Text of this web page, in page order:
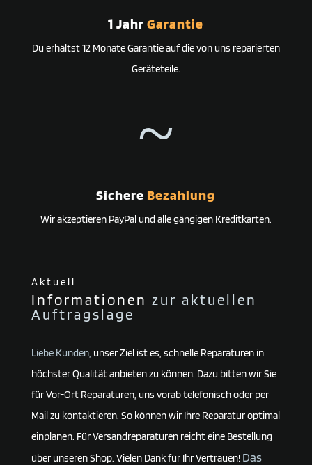
1 JahrGarantie
Du erhältst 12 Monate Garantie auf die von uns reparierten
Geräteteile.
~
Sichere Bezahlung
Wir akzeptieren PayPal und alle gängigen Kreditkarten.
Aktuell
Informationen zur aktuellen
Auftragslage
Liebe Kunden, unser Ziel ist es, schnelle Reparaturen in
höchster Qualität anbieten zu können. Dazu bitten wir Sie
für Vor-Ort Reparaturen, uns vorab telefonisch oder per
Mail zu kontaktieren. So können wir Ihre Reparatur optimal
einplanen. Für Versandreparaturen reicht eine Bestellung
über unseren Shop. Vielen Dank für Ihr Vertrauen! Das